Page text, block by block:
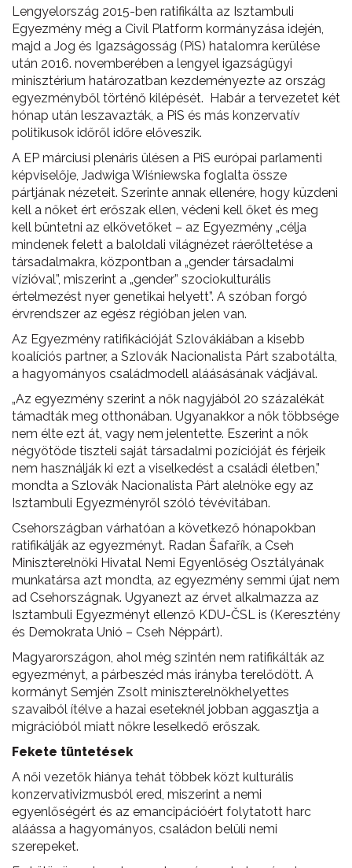
Lengyelország 2015-ben ratifikálta az Isztambuli
Egyezmény még a Civil Platform kormányzása idején,
majd a Jog és Igazságosság (PiS) hatalomra kerülése
után 2016. novemberében a lengyel igazságügyi
minisztérium határozatban kezdeményezte az ország
egyezményből történő kilépését. Habár a tervezetet két
hónap után leszavazták, a PiS és más konzervatív
politikusok időről időre előveszik.
A EP márciusi plenáris ülésen a PiS európai parlamenti
képviselője, Jadwiga Wiśniewska foglalta össze
pártjának nézeteit. Szerinte annak ellenére, hogy küzdeni
kell a nőket ért erőszak ellen, védeni kell őket és meg
kell büntetni az elkövetőket – az Egyezmény „célja
mindenek felett a baloldali világnézet ráerőltetése a
társadalmakra, központban a „gender társadalmi
vízióval”, miszerint a „gender” szociokulturális
értelmezést nyer genetikai helyett”. A szóban forgó
érvrendszer az egész régióban jelen van.
Az Egyezmény ratifikációját Szlovákiában a kisebb
koalíciós partner, a Szlovák Nacionalista Párt szabotálta,
a hagyományos családmodell aláásásának vádjával.
„Az egyezmény szerint a nők nagyjából 20 százalékát
támadták meg otthonában. Ugyanakkor a nők többsége
nem élte ezt át, vagy nem jelentette. Eszerint a nők
négyötöde tiszteli saját társadalmi pozícióját és férjeik
nem használják ki ezt a viselkedést a családi életben,”
mondta a Szlovák Nacionalista Párt alelnöke egy az
Isztambuli Egyezményről szóló tévévitában.
Csehországban várhatóan a következő hónapokban
ratifikálják az egyezményt. Radan Šafařík, a Cseh
Miniszterelnöki Hivatal Nemi Egyenlőség Osztályának
munkatársa azt mondta, az egyezmény semmi újat nem
ad Csehországnak. Ugyanezt az érvet alkalmazza az
Isztambuli Egyezményt ellenző KDU-ČSL is (Keresztény
és Demokrata Unió – Cseh Néppárt).
Magyarországon, ahol még szintén nem ratifikálták az
egyezményt, a párbeszéd más irányba terelődött. A
kormányt Semjén Zsolt miniszterelnökhelyettes
szavaiból ítélve a hazai eseteknél jobban aggasztja a
migrációból miatt nőkre leselkedő erőszak.
Fekete tüntetések
A női vezetők hiánya tehát többek közt kulturális
konzervativizmusból ered, miszerint a nemi
egyenlőségért és az emancipációért folytatott harc
aláássa a hagyományos, családon belüli nemi
szerepeket.